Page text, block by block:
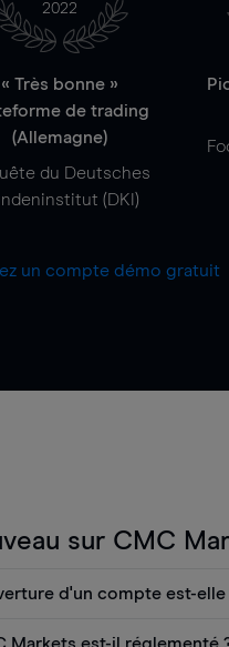
2022
« Très bonne »
de trading
(Allemagne)
du Deutsches
(DKI)
un compte démo gratuit
sur CMC
d'un compte est-